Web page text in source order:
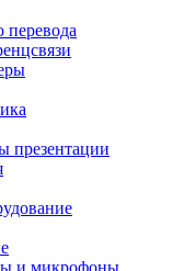
презентации
и микрофоны